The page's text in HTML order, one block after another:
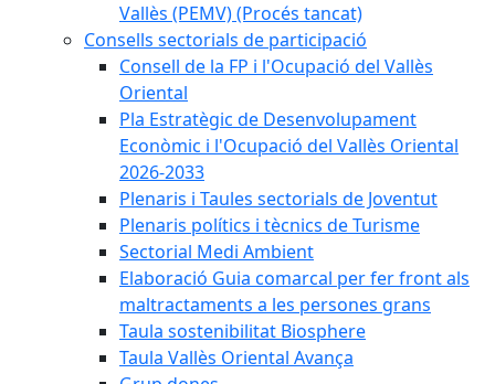
Vallès (PEMV) (Procés tancat)
Consells sectorials de participació
Consell de la FP i l'Ocupació del Vallès
Oriental
Pla Estratègic de Desenvolupament
Econòmic i l'Ocupació del Vallès Oriental
2026-2033
Plenaris i Taules sectorials de Joventut
Plenaris polítics i tècnics de Turisme
Sectorial Medi Ambient
Elaboració Guia comarcal per fer front als
maltractaments a les persones grans
Taula sostenibilitat Biosphere
Taula Vallès Oriental Avança